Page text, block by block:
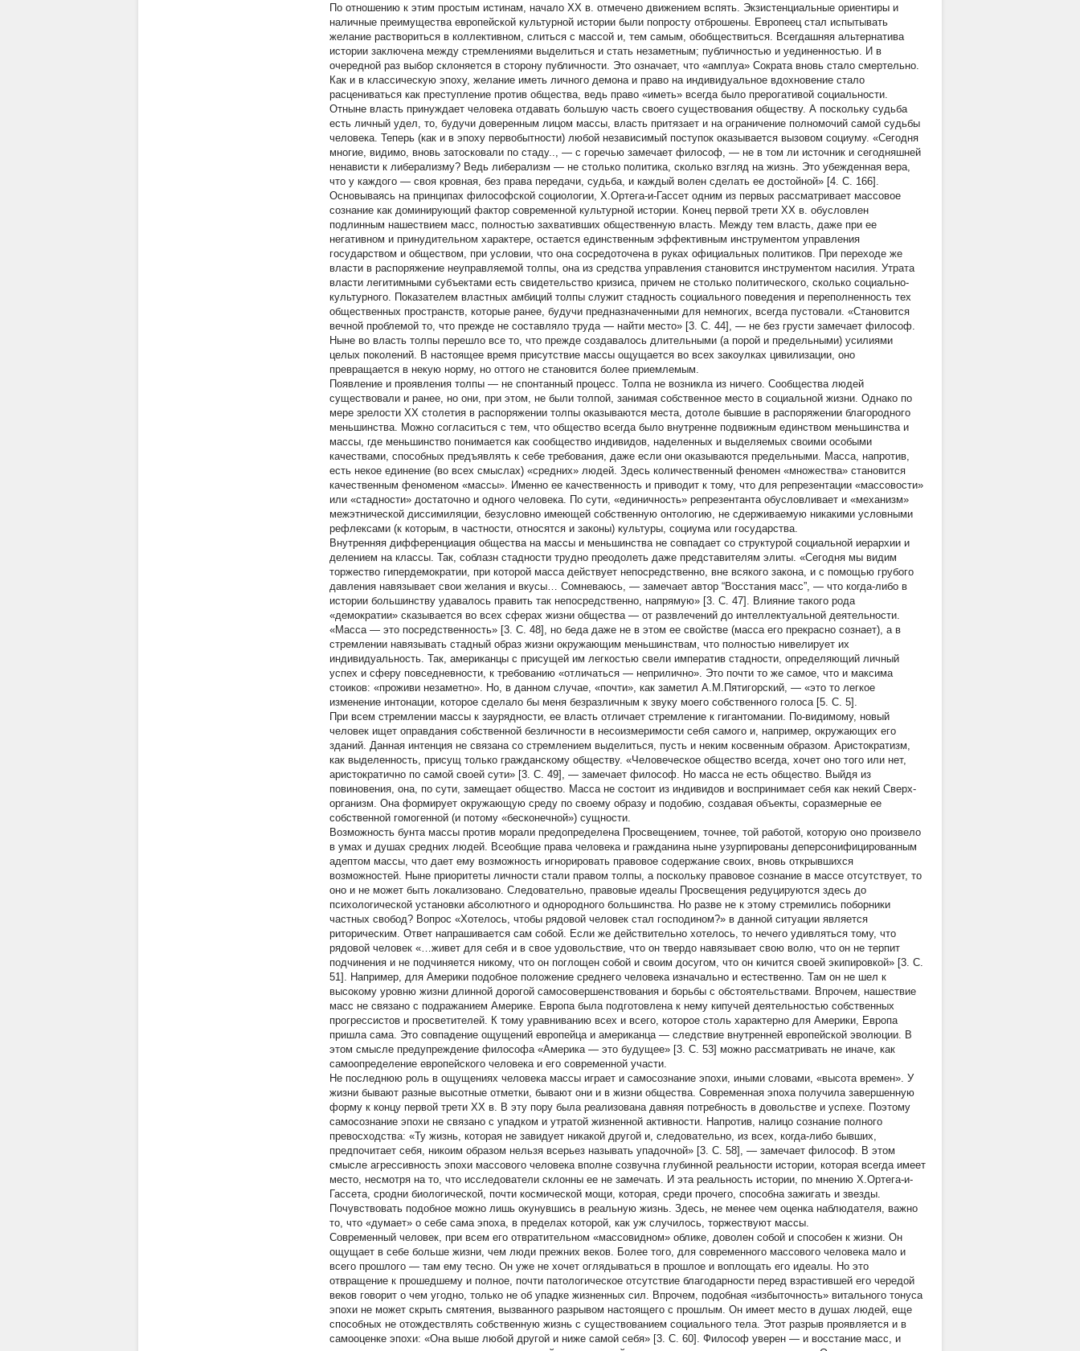
По отношению к этим простым истинам, начало XX в. отмечено движением вспять. Экзистенциальные ориентиры и
наличные преимущества европейской культурной истории были попросту отброшены. Европеец стал испытывать
желание раствориться в коллективном, слиться с массой и, тем самым, обобществиться. Всегдашняя альтернатива
истории заключена между стремлениями выделиться и стать незаметным; публичностью и уединенностью. И в
очередной раз выбор склоняется в сторону публичности. Это означает, что «амплуа» Сократа вновь стало смертельно.
Как и в классическую эпоху, желание иметь личного демона и право на индивидуальное вдохновение стало
расцениваться как преступление против общества, ведь право «иметь» всегда было прерогативой социальности.
Отныне власть принуждает человека отдавать большую часть своего существования обществу. А поскольку судьба
есть личный удел, то, будучи доверенным лицом массы, власть притязает и на ограничение полномочий самой судьбы
человека. Теперь (как и в эпоху первобытности) любой независимый поступок оказывается вызовом социуму. «Сегодня
многие, видимо, вновь затосковали по стаду.., — с горечью замечает философ, — не в том ли источник и сегодняшней
ненависти к либерализму? Ведь либерализм — не столько политика, сколько взгляд на жизнь. Это убежденная вера,
что у каждого — своя кровная, без права передачи, судьба, и каждый волен сделать ее достойной» [4. C. 166].
Основываясь на принципах философской социологии, Х.Ортега-и-Гассет одним из первых рассматривает массовое
сознание как доминирующий фактор современной культурной истории. Конец первой трети XX в. обусловлен
подлинным нашествием масс, полностью захвативших общественную власть. Между тем власть, даже при ее
негативном и принудительном характере, остается единственным эффективным инструментом управления
государством и обществом, при условии, что она сосредоточена в руках официальных политиков. При переходе же
власти в распоряжение неуправляемой толпы, она из средства управления становится инструментом насилия. Утрата
власти легитимными субъектами есть свидетельство кризиса, причем не столько политического, сколько социально-
культурного. Показателем властных амбиций толпы служит стадность социального поведения и переполненность тех
общественных пространств, которые ранее, будучи предназначенными для немногих, всегда пустовали. «Становится
вечной проблемой то, что прежде не составляло труда — найти место» [3. C. 44], — не без грусти замечает философ.
Ныне во власть толпы перешло все то, что прежде создавалось длительными (а порой и предельными) усилиями
целых поколений. В настоящее время присутствие массы ощущается во всех закоулках цивилизации, оно
превращается в некую норму, но оттого не становится более приемлемым.
Появление и проявления толпы — не спонтанный процесс. Толпа не возникла из ничего. Сообщества людей
существовали и ранее, но они, при этом, не были толпой, занимая собственное место в социальной жизни. Однако по
мере зрелости XX столетия в распоряжении толпы оказываются места, дотоле бывшие в распоряжении благородного
меньшинства. Можно согласиться с тем, что общество всегда было внутренне подвижным единством меньшинства и
массы, где меньшинство понимается как сообщество индивидов, наделенных и выделяемых своими особыми
качествами, способных предъявлять к себе требования, даже если они оказываются предельными. Масса, напротив,
есть некое единение (во всех смыслах) «средних» людей. Здесь количественный феномен «множества» становится
качественным феноменом «массы». Именно ее качественность и приводит к тому, что для репрезентации «массовости»
или «стадности» достаточно и одного человека. По сути, «единичность» репрезентанта обусловливает и «механизм»
межэтнической диссимиляции, безусловно имеющей собственную онтологию, не сдерживаемую никакими условными
рефлексами (к которым, в частности, относятся и законы) культуры, социума или государства.
Внутренняя дифференциация общества на массы и меньшинства не совпадает со структурой социальной иерархии и
делением на классы. Так, соблазн стадности трудно преодолеть даже представителям элиты. «Сегодня мы видим
торжество гипердемократии, при которой масса действует непосредственно, вне всякого закона, и с помощью грубого
давления навязывает свои желания и вкусы… Сомневаюсь, — замечает автор “Восстания масс”, — что когда-либо в
истории большинству удавалось править так непосредственно, напрямую» [3. C. 47]. Влияние такого рода
«демократии» сказывается во всех сферах жизни общества — от развлечений до интеллектуальной деятельности.
«Масса — это посредственность» [3. C. 48], но беда даже не в этом ее свойстве (масса его прекрасно сознает), а в
стремлении навязывать стадный образ жизни окружающим меньшинствам, что полностью нивелирует их
индивидуальность. Так, американцы с присущей им легкостью свели императив стадности, определяющий личный
успех и сферу повседневности, к требованию «отличаться — неприлично». Это почти то же самое, что и максима
стоиков: «проживи незаметно». Но, в данном случае, «почти», как заметил А.М.Пятигорский, — «это то легкое
изменение интонации, которое сделало бы меня безразличным к звуку моего собственного голоса [5. C. 5].
При всем стремлении массы к заурядности, ее власть отличает стремление к гигантомании. По-видимому, новый
человек ищет оправдания собственной безличности в несоизмеримости себя самого и, например, окружающих его
зданий. Данная интенция не связана со стремлением выделиться, пусть и неким косвенным образом. Аристократизм,
как выделенность, присущ только гражданскому обществу. «Человеческое общество всегда, хочет оно того или нет,
аристократично по самой своей сути» [3. C. 49], — замечает философ. Но масса не есть общество. Выйдя из
повиновения, она, по сути, замещает общество. Масса не состоит из индивидов и воспринимает себя как некий Сверх-
организм. Она формирует окружающую среду по своему образу и подобию, создавая объекты, соразмерные ее
собственной гомогенной (и потому «бесконечной») сущности.
Возможность бунта массы против морали предопределена Просвещением, точнее, той работой, которую оно произвело
в умах и душах средних людей. Всеобщие права человека и гражданина ныне узурпированы деперсонифицированным
адептом массы, что дает ему возможность игнорировать правовое содержание своих, вновь открывшихся
возможностей. Ныне приоритеты личности стали правом толпы, а поскольку правовое сознание в массе отсутствует, то
оно и не может быть локализовано. Следовательно, правовые идеалы Просвещения редуцируются здесь до
психологической установки абсолютного и однородного большинства. Но разве не к этому стремились поборники
частных свобод? Вопрос «Хотелось, чтобы рядовой человек стал господином?» в данной ситуации является
риторическим. Ответ напрашивается сам собой. Если же действительно хотелось, то нечего удивляться тому, что
рядовой человек «…живет для себя и в свое удовольствие, что он твердо навязывает свою волю, что он не терпит
подчинения и не подчиняется никому, что он поглощен собой и своим досугом, что он кичится своей экипировкой» [3. C.
51]. Например, для Америки подобное положение среднего человека изначально и естественно. Там он не шел к
высокому уровню жизни длинной дорогой самосовершенствования и борьбы с обстоятельствами. Впрочем, нашествие
масс не связано с подражанием Америке. Европа была подготовлена к нему кипучей деятельностью собственных
прогрессистов и просветителей. К тому уравниванию всех и всего, которое столь характерно для Америки, Европа
пришла сама. Это совпадение ощущений европейца и американца — следствие внутренней европейской эволюции. В
этом смысле предупреждение философа «Америка — это будущее» [3. C. 53] можно рассматривать не иначе, как
самоопределение европейского человека и его современной участи.
Не последнюю роль в ощущениях человека массы играет и самосознание эпохи, иными словами, «высота времен». У
жизни бывают разные высотные отметки, бывают они и в жизни общества. Современная эпоха получила завершенную
форму к концу первой трети XX в. В эту пору была реализована давняя потребность в довольстве и успехе. Поэтому
самосознание эпохи не связано с упадком и утратой жизненной активности. Напротив, налицо сознание полного
превосходства: «Ту жизнь, которая не завидует никакой другой и, следовательно, из всех, когда-либо бывших,
предпочитает себя, никоим образом нельзя всерьез называть упадочной» [3. C. 58], — замечает философ. В этом
смысле агрессивность эпохи массового человека вполне созвучна глубинной реальности истории, которая всегда имеет
место, несмотря на то, что исследователи склонны ее не замечать. И эта реальность истории, по мнению Х.Ортега-и-
Гассета, сродни биологической, почти космической мощи, которая, среди прочего, способна зажигать и звезды.
Почувствовать подобное можно лишь окунувшись в реальную жизнь. Здесь, не менее чем оценка наблюдателя, важно
то, что «думает» о себе сама эпоха, в пределах которой, как уж случилось, торжествуют массы.
Современный человек, при всем его отвратительном «массовидном» облике, доволен собой и способен к жизни. Он
ощущает в себе больше жизни, чем люди прежних веков. Более того, для современного массового человека мало и
всего прошлого — там ему тесно. Он уже не хочет оглядываться в прошлое и воплощать его идеалы. Но это
отвращение к прошедшему и полное, почти патологическое отсутствие благодарности перед взрастившей его чередой
веков говорит о чем угодно, только не об упадке жизненных сил. Впрочем, подобная «избыточность» витального тонуса
эпохи не может скрыть смятения, вызванного разрывом настоящего с прошлым. Он имеет место в душах людей, еще
способных не отождествлять собственную жизнь с существованием социального тела. Этот разрыв проявляется и в
самооценке эпохи: «Она выше любой другой и ниже самой себя» [3. C. 60]. Философ уверен — и восстание масс, и